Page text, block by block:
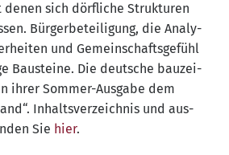
denen sich dörf­li­che Struk­tu­ren
Bür­ger­be­tei­li­gung, die Ana­ly­
und Gemein­schafts­ge­fühl
Bau­stei­ne. Die deut­sche bau­zei­
ihrer Som­mer-Aus­ga­be dem
Inhalts­ver­zeich­nis und aus­
Sie hier.